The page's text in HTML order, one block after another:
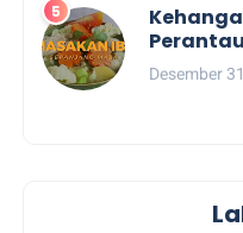
Nasi
Desember